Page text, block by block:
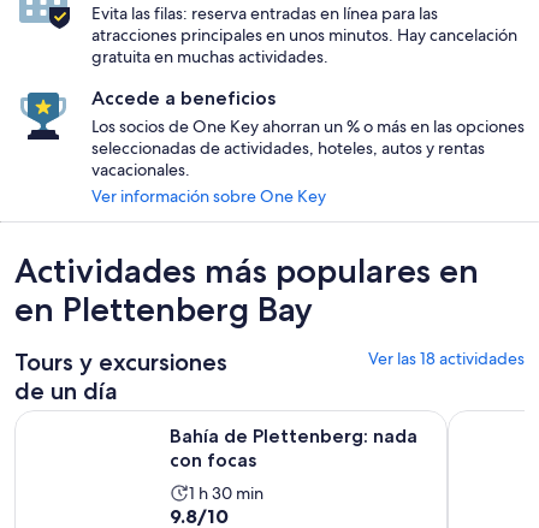
Evita las filas: reserva entradas en línea para las
atracciones principales en unos minutos. Hay cancelación
gratuita en muchas actividades.
Accede a beneficios
Los socios de One Key ahorran un % o más en las opciones
seleccionadas de actividades, hoteles, autos y rentas
vacacionales.
Ver información sobre One Key
Actividades más populares en
en Plettenberg Bay
Tours y excursiones
de un día
Ver las 18 actividades
Bahía de Plettenberg: nada
con focas
La
actividad
1 h 30 min
9.8
9.8/10
Bahía de Plettenberg: nada con focas Se abrirá en unaBahía de